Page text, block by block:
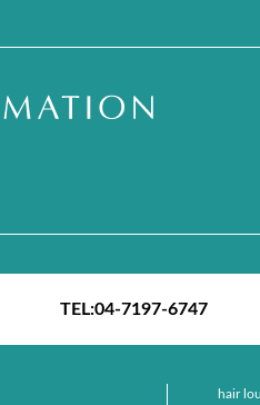
TEL:04-7197-6747
hair